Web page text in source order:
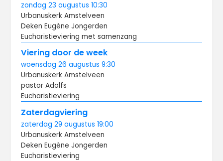
zondag 23 augustus10:30
Urbanuskerk Amstelveen
Deken Eugène Jongerden
Eucharistieviering met samenzang
Viering door de week
woensdag 26 augustus9:30
Urbanuskerk Amstelveen
pastor Adolfs
Eucharistieviering
Zaterdagviering
zaterdag 29 augustus19:00
Urbanuskerk Amstelveen
Deken Eugène Jongerden
Eucharistieviering